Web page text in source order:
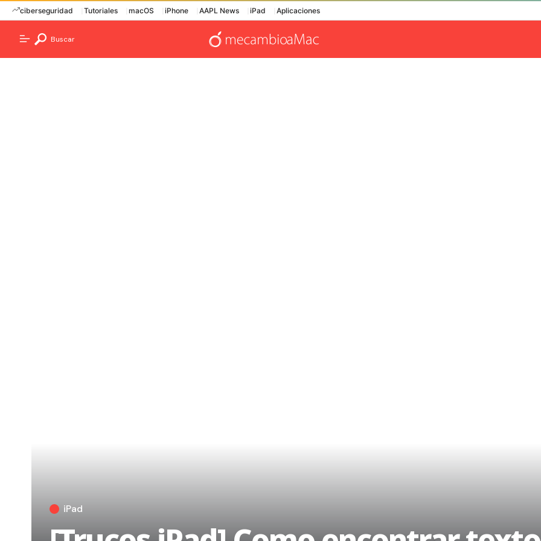
ciberseguridad Tutoriales macOS iPhone AAPL News iPad Aplicaciones
Buscar
iPad